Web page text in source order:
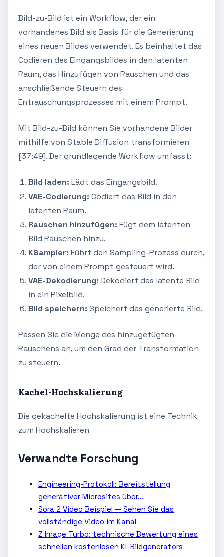
Bild-zu-Bild ist ein Workflow, der ein
vorhandenes Bild als Basis für die Generierung
eines neuen Bildes verwendet. Es beinhaltet das
Codieren des Eingangsbildes in den latenten
Raum, das Hinzufügen von Rauschen und das
anschließende Steuern des
Entrauschungsprozesses mit einem Prompt.
Mit Bild-zu-Bild können Sie vorhandene Bilder
mithilfe von Stable Diffusion transformieren
[37:49]. Der grundlegende Workflow umfasst:
Bild laden: Lädt das Eingangsbild.
VAE-Codierung: Codiert das Bild in den
latenten Raum.
Rauschen hinzufügen: Fügt dem latenten
Bild Rauschen hinzu.
KSampler: Führt den Sampling-Prozess durch,
der von einem Prompt gesteuert wird.
VAE-Dekodierung: Dekodiert das latente Bild
in ein Pixelbild.
Bild speichern: Speichert das generierte Bild.
Passen Sie die Menge des hinzugefügten
Rauschens an, um den Grad der Transformation
zu steuern.
Kachel-Hochskalierung
Die gekachelte Hochskalierung ist eine Technik
zum Hochskalieren
Verwandte Forschung
Engineering-Protokoll: Bereitstellung
generativer Microsites über...
Sora 2 Video Beispiel — Sehen Sie das
vollständige Video im Kanal
Z Image Turbo: technische Bewertung eines
schnellen kostenlosen KI-Bildgenerators